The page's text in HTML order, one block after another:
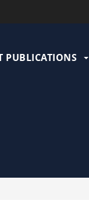
PUBLICATIONS